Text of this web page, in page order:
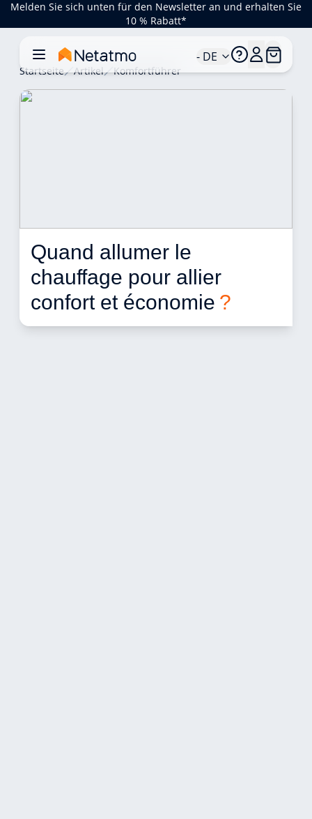
Melden Sie sich unten für den Newsletter an und erhalten Sie
10 % Rabatt*
- DE
Startseite Artikel Komfortführer
Quand allumer le
chauffage pour allier
confort et économie ?